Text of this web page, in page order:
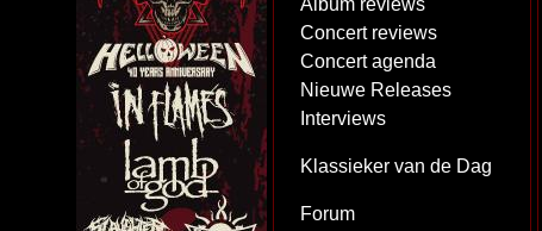
Album reviews
Concert reviews
Concert agenda
Nieuwe Releases
Interviews
Klassieker van de Dag
Forum